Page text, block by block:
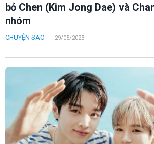
bỏ Chen (Kim Jong Dae) và
nhóm
CHUYỆN SAO 29/05/2023